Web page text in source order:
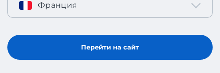
Франция
Перейти на сайт